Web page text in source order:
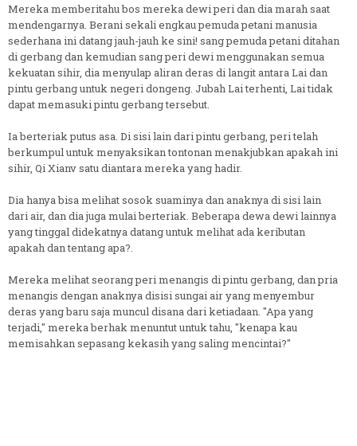
Mereka memberitahu bos mereka dewi peri dan dia marah saat
mendengarnya. Berani sekali engkau pemuda petani manusia
sederhana ini datang jauh-jauh ke sini! sang pemuda petani ditahan
di gerbang dan kemudian sang peri dewi menggunakan semua
kekuatan sihir, dia menyulap aliran deras di langit antara Lai dan
pintu gerbang untuk negeri dongeng. Jubah Lai terhenti, Lai tidak
dapat memasuki pintu gerbang tersebut.
Ia berteriak putus asa. Di sisi lain dari pintu gerbang, peri telah
berkumpul untuk menyaksikan tontonan menakjubkan apakah ini
sihir, Qi Xianv satu diantara mereka yang hadir.
Dia hanya bisa melihat sosok suaminya dan anaknya di sisi lain
dari air, dan dia juga mulai berteriak. Beberapa dewa dewi lainnya
yang tinggal didekatnya datang untuk melihat ada keributan
apakah dan tentang apa?.
Mereka melihat seorang peri menangis di pintu gerbang, dan pria
menangis dengan anaknya disisi sungai air yang menyembur
deras yang baru saja muncul disana dari ketiadaan. "Apa yang
terjadi," mereka berhak menuntut untuk tahu, "kenapa kau
memisahkan sepasang kekasih yang saling mencintai?"